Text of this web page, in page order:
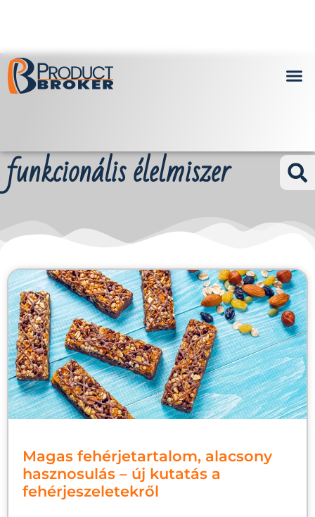
funkcionális élelmiszer
Magas fehérjetartalom, alacsony
hasznosulás – új kutatás a
fehérjeszeletekről